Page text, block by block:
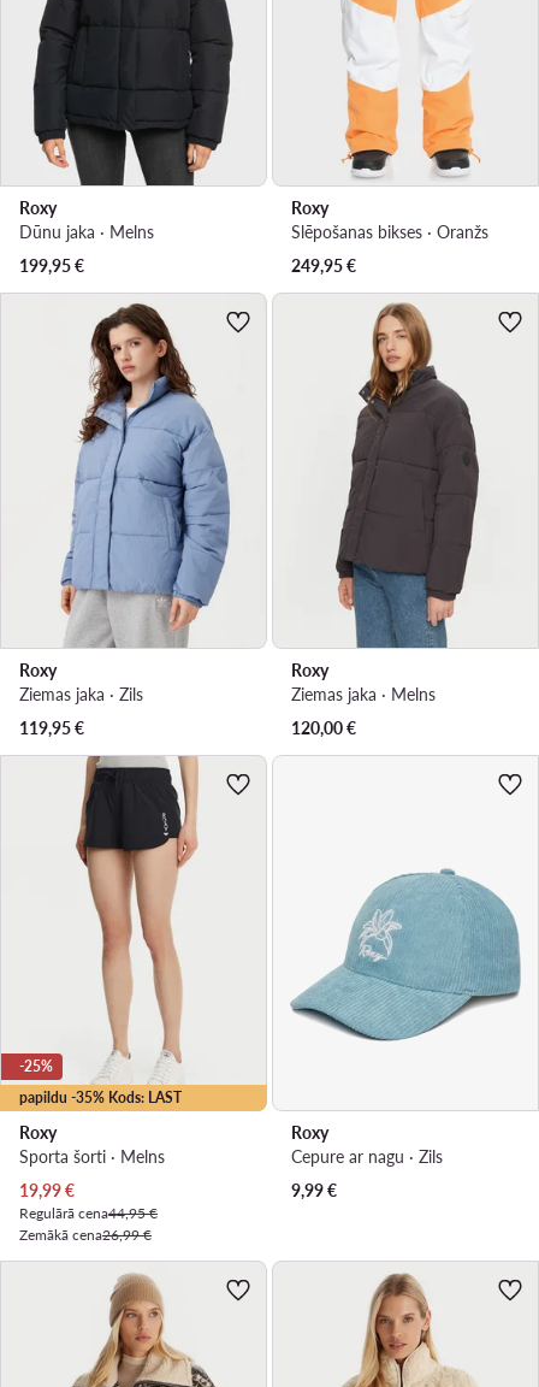
Roxy
Dūnu jaka · Melns
199,95€
Roxy
Slēpošanas bikses · Oranžs
249,95€
Roxy
Ziemas jaka · Zils
119,95€
Roxy
Ziemas jaka · Melns
120,00€
papildu -35% Kods: LAST
-25%
Roxy
Sporta šorti · Melns
Pašreizējā cena
19,99€
Regulārā cena44,95 €
Zemākā cena26,99 €
Roxy
Cepure ar nagu · Zils
9,99€